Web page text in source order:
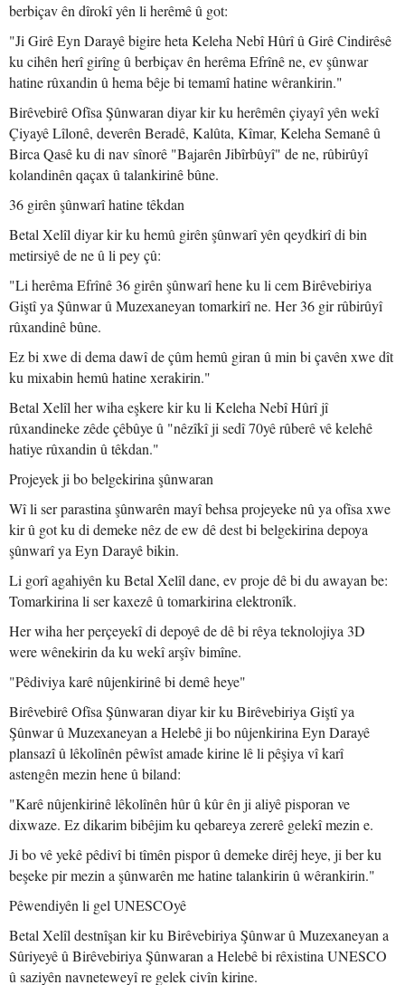
berbiçav ên dîrokî yên li herêmê û got:
"Ji Girê Eyn Darayê bigire heta Keleha Nebî Hûrî û Girê Cindirêsê
ku cihên herî girîng û berbiçav ên herêma Efrînê ne, ev şûnwar
hatine rûxandin û hema bêje bi temamî hatine wêrankirin."
Birêvebirê Ofîsa Şûnwaran diyar kir ku herêmên çiyayî yên wekî
Çiyayê Lîlonê, deverên Beradê, Kalûta, Kîmar, Keleha Semanê û
Birca Qasê ku di nav sînorê "Bajarên Jibîrbûyî" de ne, rûbirûyî
kolandinên qaçax û talankirinê bûne.
36 girên şûnwarî hatine têkdan
Betal Xelîl diyar kir ku hemû girên şûnwarî yên qeydkirî di bin
metirsiyê de ne û li pey çû:
"Li herêma Efrînê 36 girên şûnwarî hene ku li cem Birêvebiriya
Giştî ya Şûnwar û Muzexaneyan tomarkirî ne. Her 36 gir rûbirûyî
rûxandinê bûne.
Ez bi xwe di dema dawî de çûm hemû giran û min bi çavên xwe dît
ku mixabin hemû hatine xerakirin."
Betal Xelîl her wiha eşkere kir ku li Keleha Nebî Hûrî jî
rûxandineke zêde çêbûye û "nêzîkî ji sedî 70yê rûberê vê kelehê
hatiye rûxandin û têkdan."
Projeyek ji bo belgekirina şûnwaran
Wî li ser parastina şûnwarên mayî behsa projeyeke nû ya ofîsa xwe
kir û got ku di demeke nêz de ew dê dest bi belgekirina depoya
şûnwarî ya Eyn Darayê bikin.
Li gorî agahiyên ku Betal Xelîl dane, ev proje dê bi du awayan be:
Tomarkirina li ser kaxezê û tomarkirina elektronîk.
Her wiha her perçeyekî di depoyê de dê bi rêya teknolojiya 3D
were wênekirin da ku wekî arşîv bimîne.
"Pêdiviya karê nûjenkirinê bi demê heye"
Birêvebirê Ofîsa Şûnwaran diyar kir ku Birêvebiriya Giştî ya
Şûnwar û Muzexaneyan a Helebê ji bo nûjenkirina Eyn Darayê
plansazî û lêkolînên pêwîst amade kirine lê li pêşiya vî karî
astengên mezin hene û biland:
"Karê nûjenkirinê lêkolînên hûr û kûr ên ji aliyê pisporan ve
dixwaze. Ez dikarim bibêjim ku qebareya zererê gelekî mezin e.
Ji bo vê yekê pêdivî bi tîmên pispor û demeke dirêj heye, ji ber ku
beşeke pir mezin a şûnwarên me hatine talankirin û wêrankirin."
Pêwendiyên li gel UNESCOyê
Betal Xelîl destnîşan kir ku Birêvebiriya Şûnwar û Muzexaneyan a
Sûriyeyê û Birêvebiriya Şûnwaran a Helebê bi rêxistina UNESCO
û saziyên navneteweyî re gelek civîn kirine.